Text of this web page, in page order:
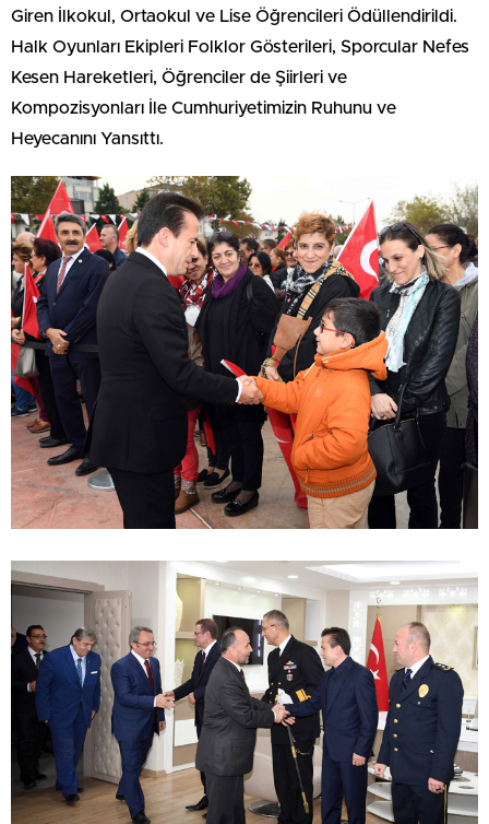
Giren İlkokul, Ortaokul ve Lise Öğrencileri Ödüllendirildi.
Halk Oyunları Ekipleri Folklor Gösterileri, Sporcular Nefes
Kesen Hareketleri, Öğrenciler de Şiirleri ve
Kompozisyonları İle Cumhuriyetimizin Ruhunu ve
Heyecanını Yansıttı.